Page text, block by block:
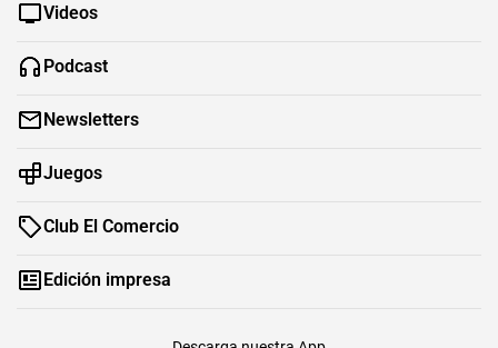
Videos
Podcast
Newsletters
Juegos
Club El Comercio
Edición impresa